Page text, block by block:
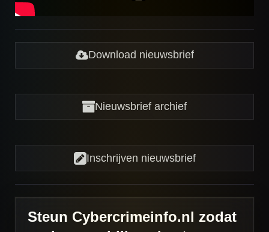
Download nieuwsbrief
Nieuwsbrief archief
Inschrijven nieuwsbrief
Steun Cybercrimeinfo.nl zodat